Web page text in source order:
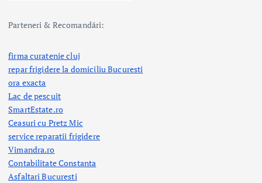
Parteneri & Recomandări:
firma curatenie cluj
repar frigidere la domiciliu Bucuresti
ora exacta
Lac de pescuit
SmartEstate.ro
Ceasuri cu Pretz Mic
service reparatii frigidere
Vimandra.ro
Contabilitate Constanta
Asfaltari Bucuresti